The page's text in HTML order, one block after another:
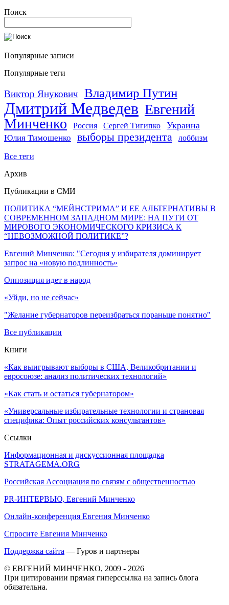
Поиск
Популярные записи
Популярные теги
Виктор Янукович Владимир Путин
Дмитрий Медведев Евгений
Минченко
Россия Сергей Тигипко Украина
Юлия Тимошенко выборы президента лоббизм
Все теги
Архив
Публикации в СМИ
ПОЛИТИКА “МЕЙНСТРИМА” И ЕЕ АЛЬТЕРНАТИВЫ В
СОВРЕМЕННОМ ЗАПАДНОМ МИРЕ: НА ПУТИ ОТ
МИРОВОГО ЭКОНОМИЧЕСКОГО КРИЗИСА К
“НЕВОЗМОЖНОЙ ПОЛИТИКЕ”?
Евгений Минченко: "Сегодня у избирателя доминирует
запрос на «новую подлинность»
Оппозиция идет в народ
«Уйди, но не сейчас»
"Желание губернаторов переизбраться пораньше понятно"
Все публикации
Книги
«Как выигрывают выборы в США, Великобритании и
евросоюзе: анализ политических технологий»
«Как стать и остаться губернатором»
«Универсальные избирательные технологии и страновая
специфика: Опыт российских консультантов»
Ссылки
Информационная и дискуссионная площадка
STRATAGEMA.ORG
Российская Ассоциация по связям с общественностью
PR-ИНТЕРВЬЮ, Евгений Минченко
Онлайн-конференция Евгения Минченко
Спросите Евгения Минченко
Поддержка сайта — Гуров и партнеры
© ЕВГЕНИЙ МИНЧЕНКО, 2009 - 2026
При цитировании прямая гиперссылка на запись блога
обязательна.